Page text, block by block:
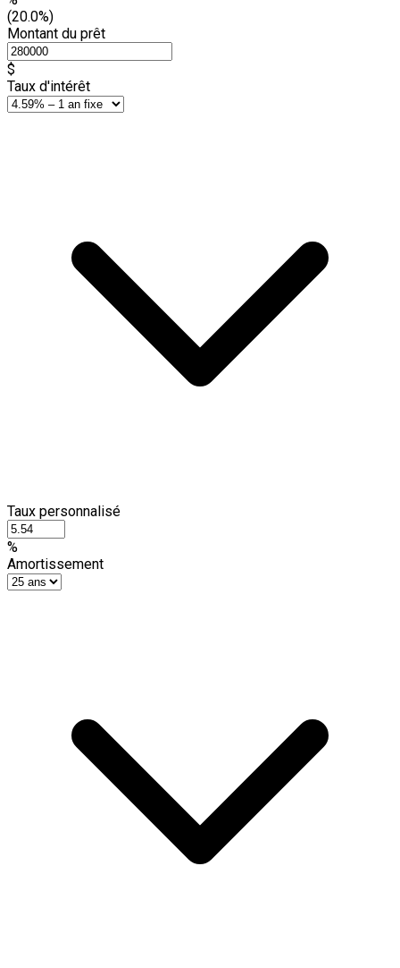
(20.0%)
Montant du prêt
$
Taux d'intérêt
Taux personnalisé
%
Amortissement